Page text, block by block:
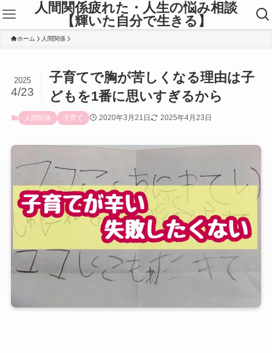
人間関係疲れた・人生の悩み相談
【輝いた自分で生きる】
ホーム 人間関係
子育てで胸が苦しくなる理由は子
どもを1番に思いすぎるから
2025
4/23
人間関係 子育て 2020年3月21日 2025年4月23日